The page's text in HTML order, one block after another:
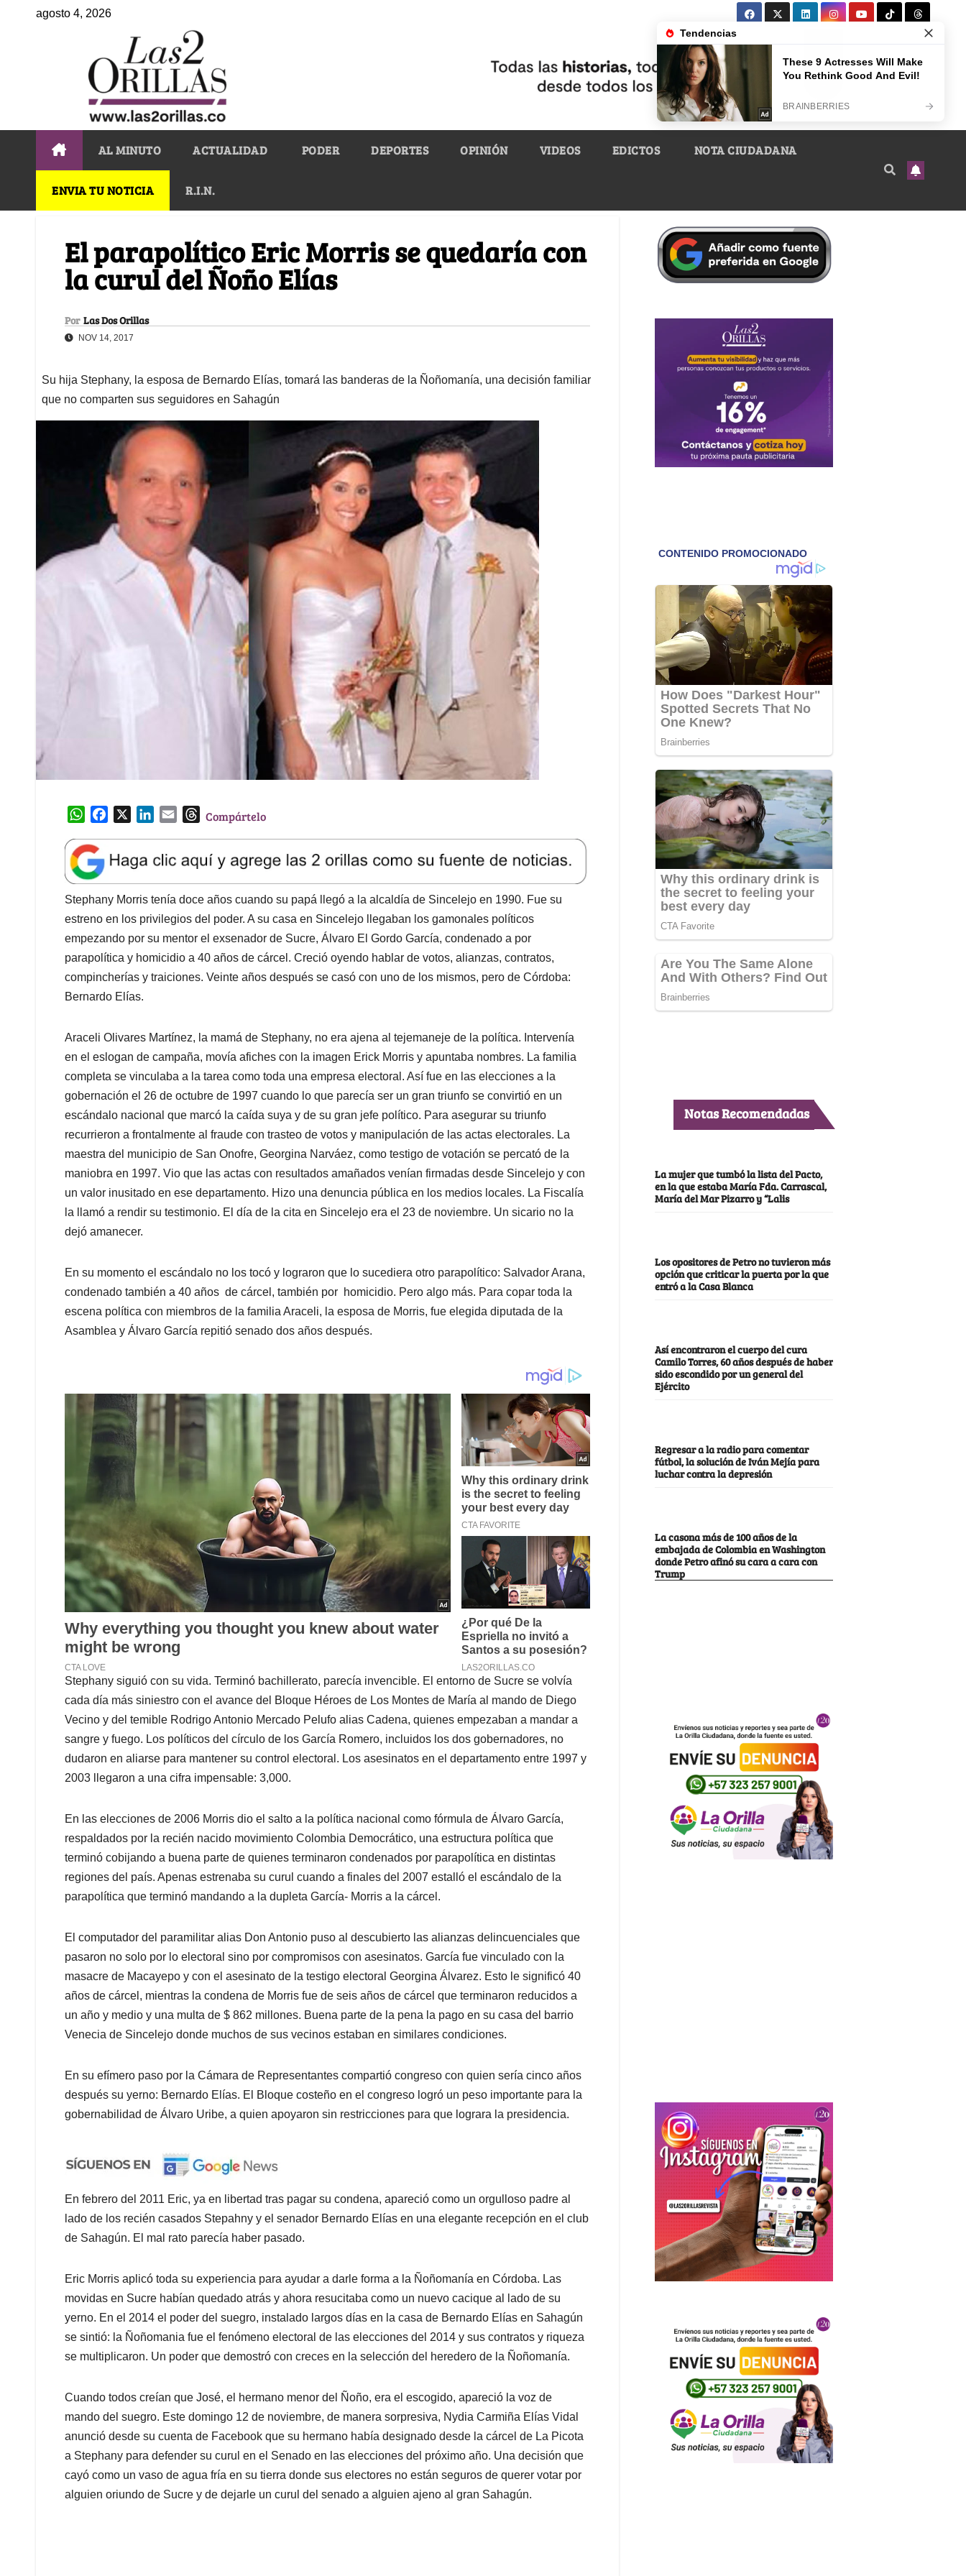
agosto 4, 2026
AL MINUTO ACTUALIDAD PODER DEPORTES OPINIÓN VIDEOS EDICTOS NOTA CIUDADANA
ENVIA TU NOTICIA R.I.N.
El parapolítico Eric Morris se quedaría con
la curul del Ñoño Elías
Por Las Dos Orillas
NOV 14, 2017
Su hija Stephany, la esposa de Bernardo Elías, tomará las banderas de la Ñoñomanía, una decisión familiar
que no comparten sus seguidores en Sahagún
W
a
t
s
A
p
p
e
b
o
o
k
k
e
d
I
n
l
T
e
a
d
s
Compártelo
Stephany Morris tenía doce años cuando su papá llegó a la alcaldía de Sincelejo en 1990. Fue su
estreno en los privilegios del poder. A su casa en Sincelejo llegaban los gamonales políticos
empezando por su mentor el exsenador de Sucre, Álvaro El Gordo García, condenado a por
parapolítica y homicidio a 40 años de cárcel. Creció oyendo hablar de votos, alianzas, contratos,
compincherías y traiciones. Veinte años después se casó con uno de los mismos, pero de Córdoba:
Bernardo Elías.
Araceli Olivares Martínez, la mamá de Stephany, no era ajena al tejemaneje de la política. Intervenía
en el eslogan de campaña, movía afiches con la imagen Erick Morris y apuntaba nombres. La familia
completa se vinculaba a la tarea como toda una empresa electoral. Así fue en las elecciones a la
gobernación el 26 de octubre de 1997 cuando lo que parecía ser un gran triunfo se convirtió en un
escándalo nacional que marcó la caída suya y de su gran jefe político. Para asegurar su triunfo
recurrieron a frontalmente al fraude con trasteo de votos y manipulación de las actas electorales. La
maestra del municipio de San Onofre, Georgina Narváez, como testigo de votación se percató de la
maniobra en 1997. Vio que las actas con resultados amañados venían firmadas desde Sincelejo y con
un valor inusitado en ese departamento. Hizo una denuncia pública en los medios locales. La Fiscalía
la llamó a rendir su testimonio. El día de la cita en Sincelejo era el 23 de noviembre. Un sicario no la
dejó amanecer.
En su momento el escándalo no los tocó y lograron que lo sucediera otro parapolítico: Salvador Arana,
condenado también a 40 años de cárcel, también por homicidio. Pero algo más. Para copar toda la
escena política con miembros de la familia Araceli, la esposa de Morris, fue elegida diputada de la
Asamblea y Álvaro García repitió senado dos años después.
Stephany siguió con su vida. Terminó bachillerato, parecía invencible. El entorno de Sucre se volvía
cada día más siniestro con el avance del Bloque Héroes de Los Montes de María al mando de Diego
Vecino y del temible Rodrigo Antonio Mercado Pelufo alias Cadena, quienes empezaban a mandar a
sangre y fuego. Los políticos del círculo de los García Romero, incluidos los dos gobernadores, no
dudaron en aliarse para mantener su control electoral. Los asesinatos en el departamento entre 1997 y
2003 llegaron a una cifra impensable: 3,000.
En las elecciones de 2006 Morris dio el salto a la política nacional como fórmula de Álvaro García,
respaldados por la recién nacido movimiento Colombia Democrático, una estructura política que
terminó cobijando a buena parte de quienes terminaron condenados por parapolítica en distintas
regiones del país. Apenas estrenaba su curul cuando a finales del 2007 estalló el escándalo de la
parapolítica que terminó mandando a la dupleta García- Morris a la cárcel.
El computador del paramilitar alias Don Antonio puso al descubierto las alianzas delincuenciales que
pasaron no solo por lo electoral sino por compromisos con asesinatos. García fue vinculado con la
masacre de Macayepo y con el asesinato de la testigo electoral Georgina Álvarez. Esto le significó 40
años de cárcel, mientras la condena de Morris fue de seis años de cárcel que terminaron reducidos a
un año y medio y una multa de $ 862 millones. Buena parte de la pena la pago en su casa del barrio
Venecia de Sincelejo donde muchos de sus vecinos estaban en similares condiciones.
En su efímero paso por la Cámara de Representantes compartió congreso con quien sería cinco años
después su yerno: Bernardo Elías. El Bloque costeño en el congreso logró un peso importante para la
gobernabilidad de Álvaro Uribe, a quien apoyaron sin restricciones para que lograra la presidencia.
En febrero del 2011 Eric, ya en libertad tras pagar su condena, apareció como un orgulloso padre al
lado de los recién casados Stepahny y el senador Bernardo Elías en una elegante recepción en el club
de Sahagún. El mal rato parecía haber pasado.
Eric Morris aplicó toda su experiencia para ayudar a darle forma a la Ñoñomanía en Córdoba. Las
movidas en Sucre habían quedado atrás y ahora resucitaba como un nuevo cacique al lado de su
yerno. En el 2014 el poder del suegro, instalado largos días en la casa de Bernardo Elías en Sahagún
se sintió: la Ñoñomania fue el fenómeno electoral de las elecciones del 2014 y sus contratos y riqueza
se multiplicaron. Un poder que demostró con creces en la selección del heredero de la Ñoñomanía.
Cuando todos creían que José, el hermano menor del Ñoño, era el escogido, apareció la voz de
mando del suegro. Este domingo 12 de noviembre, de manera sorpresiva, Nydia Carmiña Elías Vidal
anunció desde su cuenta de Facebook que su hermano había designado desde la cárcel de La Picota
a Stephany para defender su curul en el Senado en las elecciones del próximo año. Una decisión que
cayó como un vaso de agua fría en su tierra donde sus electores no están seguros de querer votar por
alguien oriundo de Sucre y de dejarle un curul del senado a alguien ajeno al gran Sahagún.
Notas Recomendadas
La mujer que tumbó la lista del Pacto,
en la que estaba María Fda. Carrascal,
María del Mar Pizarro y “Lalis
Los opositores de Petro no tuvieron más
opción que criticar la puerta por la que
entró a la Casa Blanca
Así encontraron el cuerpo del cura
Camilo Torres, 60 años después de haber
sido escondido por un general del
Ejército
Regresar a la radio para comentar
fútbol, la solución de Iván Mejía para
luchar contra la depresión
La casona más de 100 años de la
embajada de Colombia en Washington
donde Petro afinó su cara a cara con
Trump